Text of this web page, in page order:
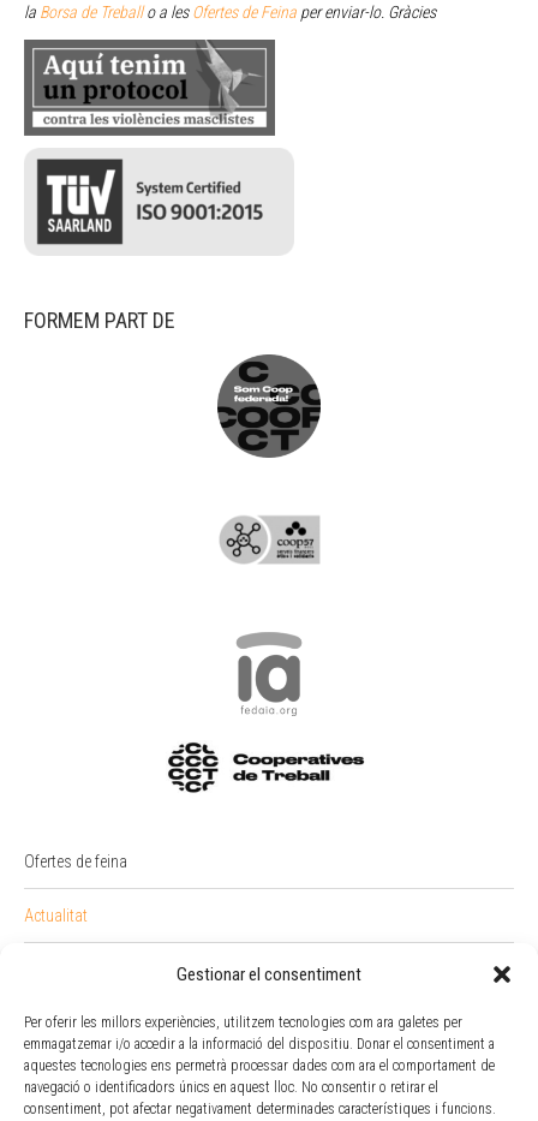
Gestionar el consentiment
Per oferir les millors experiències, utilitzem tecnologies com ara galetes per
emmagatzemar i/o accedir a la informació del dispositiu. Donar el consentiment a
aquestes tecnologies ens permetrà processar dades com ara el comportament de
navegació o identificadors únics en aquest lloc. No consentir o retirar el
consentiment, pot afectar negativament determinades característiques i funcions.
la Borsa de Treballo a lesOfertes de Feina per enviar-lo. Gràcies
FORMEM PART DE
Ofertes de feina
Actualitat
Intranet
Portal Empleat